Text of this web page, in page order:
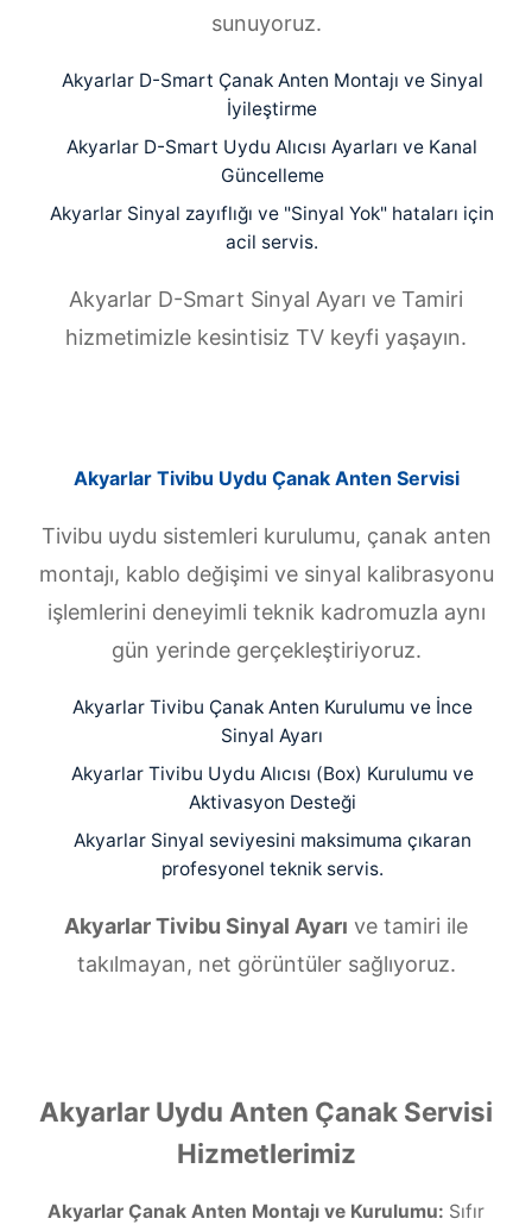
sunuyoruz.
Akyarlar D-Smart Çanak Anten Montajı ve Sinyal
İyileştirme
Akyarlar D-Smart Uydu Alıcısı Ayarları ve Kanal
Güncelleme
Akyarlar Sinyal zayıflığı ve "Sinyal Yok" hataları için
acil servis.
Akyarlar D-Smart Sinyal Ayarı ve Tamiri
hizmetimizle kesintisiz TV keyfi yaşayın.
Akyarlar Tivibu Uydu Çanak Anten Servisi
Tivibu uydu sistemleri kurulumu, çanak anten
montajı, kablo değişimi ve sinyal kalibrasyonu
işlemlerini deneyimli teknik kadromuzla aynı
gün yerinde gerçekleştiriyoruz.
Akyarlar Tivibu Çanak Anten Kurulumu ve İnce
Sinyal Ayarı
Akyarlar Tivibu Uydu Alıcısı (Box) Kurulumu ve
Aktivasyon Desteği
Akyarlar Sinyal seviyesini maksimuma çıkaran
profesyonel teknik servis.
Akyarlar Tivibu Sinyal Ayarı ve tamiri ile
takılmayan, net görüntüler sağlıyoruz.
Akyarlar Uydu Anten Çanak Servisi
Hizmetlerimiz
Akyarlar Çanak Anten Montajı ve Kurulumu: Sıfır